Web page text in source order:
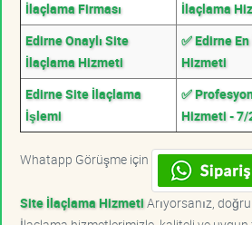
İlaçlama Firması
İlaçlama
Edirne Onaylı Site
İlaçlama Hizmeti
✅ Edirne
Hizmeti
Edirne Site İlaçlama
İşlemi
✅
Hizmeti - 7/
Whatapp Görüşme için
Site İlaçlama HizmetiArıyorsanız,